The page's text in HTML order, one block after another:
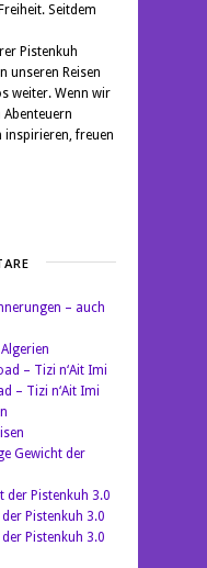
Seitdem
Pistenkuh
unseren Reisen
weiter. Wenn wir
inspirieren, freuen
– auch
– Tizi n‘Ait Imi
– Tizi n‘Ait Imi
Gewicht der
der Pistenkuh 3.0
Pistenkuh 3.0
Pistenkuh 3.0